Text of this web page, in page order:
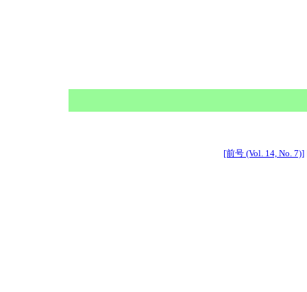
[前号 (Vol. 14, No. 7)]